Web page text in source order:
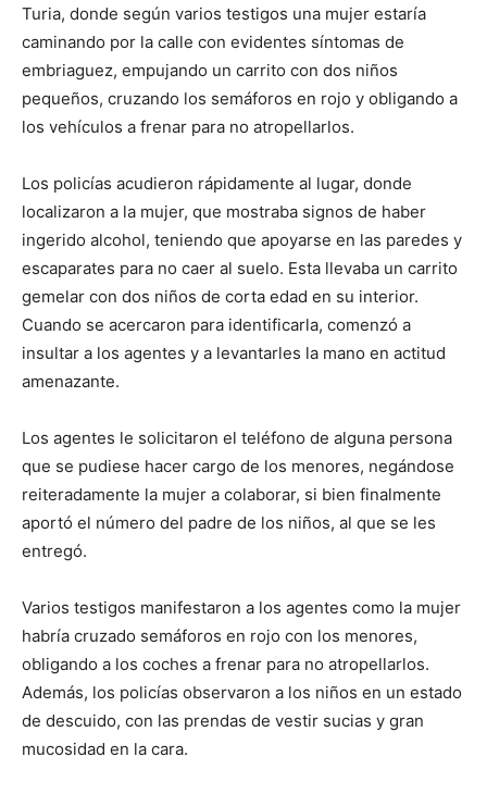
Turia, donde según varios testigos una mujer estaría
caminando por la calle con evidentes síntomas de
embriaguez, empujando un carrito con dos niños
pequeños, cruzando los semáforos en rojo y obligando a
los vehículos a frenar para no atropellarlos.
Los policías acudieron rápidamente al lugar, donde
localizaron a la mujer, que mostraba signos de haber
ingerido alcohol, teniendo que apoyarse en las paredes y
escaparates para no caer al suelo. Esta llevaba un carrito
gemelar con dos niños de corta edad en su interior.
Cuando se acercaron para identificarla, comenzó a
insultar a los agentes y a levantarles la mano en actitud
amenazante.
Los agentes le solicitaron el teléfono de alguna persona
que se pudiese hacer cargo de los menores, negándose
reiteradamente la mujer a colaborar, si bien finalmente
aportó el número del padre de los niños, al que se les
entregó.
Varios testigos manifestaron a los agentes como la mujer
habría cruzado semáforos en rojo con los menores,
obligando a los coches a frenar para no atropellarlos.
Además, los policías observaron a los niños en un estado
de descuido, con las prendas de vestir sucias y gran
mucosidad en la cara.